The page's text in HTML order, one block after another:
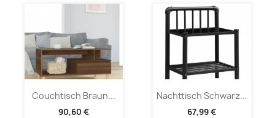
Couchtisch Braun...
90,60 €
Nachttisch Schwarz...
67,99 €